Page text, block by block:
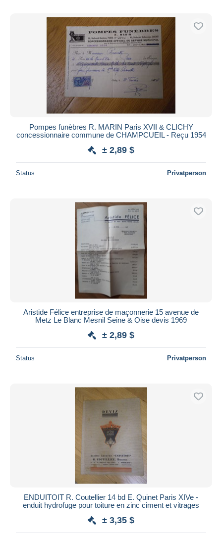
Pompes funèbres R. MARIN Paris XVII & CLICHY
concessionnaire commune de CHAMPCUEIL - Reçu 1954
± 2,89 $
Status Privatperson
Aristide Félice entreprise de maçonnerie 15 avenue de
Metz Le Blanc Mesnil Seine & Oise devis 1969
± 2,89 $
Status Privatperson
ENDUITOIT R. Coutellier 14 bd E. Quinet Paris XIVe -
enduit hydrofuge pour toiture en zinc ciment et vitrages
± 3,35 $